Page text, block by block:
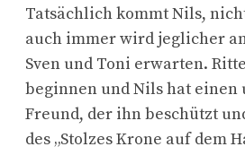
Tatsächlich kommt Nils,
auch immer wird jeglicher
Sven und Toni erwarten.
beginnen und Nils hat
Freund, der ihn beschützt
des „Stolzes Krone auf dem